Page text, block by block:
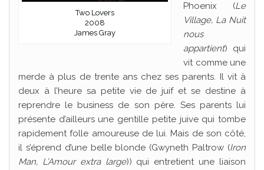
Two Lovers
2008
James Gray
Phoenix (Le
Village, La Nuit
nous
appartient) qui
vit comme une
merde à plus de trente ans chez ses parents. Il vit à
deux à l’heure sa petite vie de juif et se destine à
reprendre le business de son père. Ses parents lui
présente d’ailleurs une gentille petite juive qui tombe
rapidement folle amoureuse de lui. Mais de son côté,
il s’éprend d’une belle blonde (Gwyneth Paltrow (Iron
Man, L’Amour extra large)) qui entretient une liaison